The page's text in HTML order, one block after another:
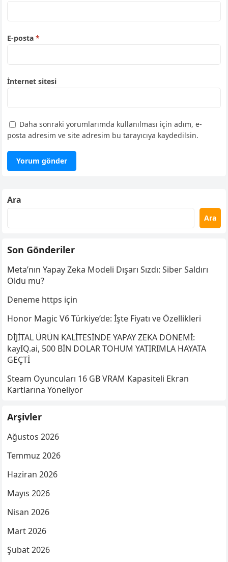
E-posta*
İnternet sitesi
Daha sonraki yorumlarımda kullanılması için adım, e-
posta adresim ve site adresim bu tarayıcıya kaydedilsin.
Ara
Ara
Son Gönderiler
Meta’nın Yapay Zeka Modeli Dışarı Sızdı: Siber Saldırı
Oldu mu?
Deneme https için
Honor Magic V6 Türkiye’de: İşte Fiyatı ve Özellikleri
DİJİTAL ÜRÜN KALİTESİNDE YAPAY ZEKA DÖNEMİ:
kayIQ.ai, 500 BİN DOLAR TOHUM YATIRIMLA HAYATA
GEÇTİ
Steam Oyuncuları 16 GB VRAM Kapasiteli Ekran
Kartlarına Yöneliyor
Arşivler
Ağustos 2026
Temmuz 2026
Haziran 2026
Mayıs 2026
Nisan 2026
Mart 2026
Şubat 2026